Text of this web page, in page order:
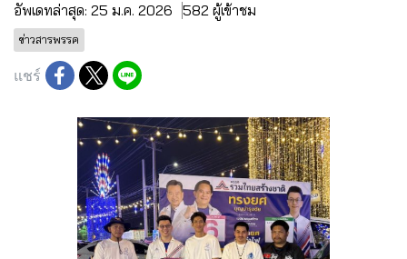
อัพเดทล่าสุด: 25 ม.ค. 2026 582 ผู้เข้าชม
ข่าวสารพรรค
แชร์